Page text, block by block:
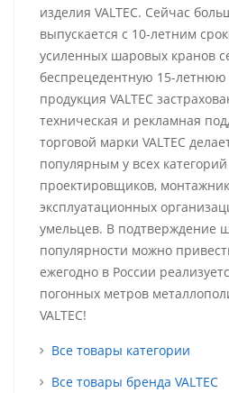
изделия VALTEC. Сейчас
выпускается с 10-летним
усиленных шаровых кранов
беспрецедентную 15-летнюю
продукция VALTEC
техническая и рекламная
торговой марки VALTEC
популярным у всех
проектировщиков,
эксплуатационных
умельцев. В подтверждение
популярности можно
ежегодно в России
погонных метров
VALTEC!
Все товары категории
Все товары бренда VALTEC